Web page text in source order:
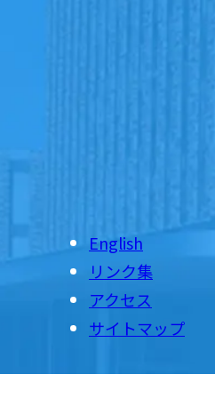
English
リンク集
アクセス
サイトマップ